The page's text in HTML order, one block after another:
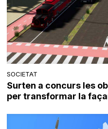
SOCIETAT
Surten a concurs les
per transformar la